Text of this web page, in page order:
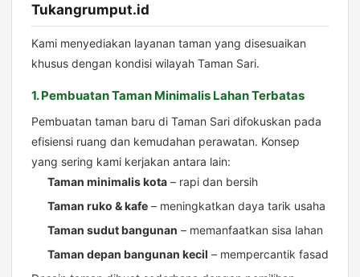
Tukangrumput.id
Kami menyediakan layanan taman yang disesuaikan
khusus dengan kondisi wilayah Taman Sari.
1. Pembuatan Taman Minimalis Lahan Terbatas
Pembuatan taman baru di Taman Sari difokuskan pada
efisiensi ruang dan kemudahan perawatan. Konsep
yang sering kami kerjakan antara lain:
Taman minimalis kota – rapi dan bersih
Taman ruko & kafe – meningkatkan daya tarik usaha
Taman sudut bangunan – memanfaatkan sisa lahan
Taman depan bangunan kecil – mempercantik fasad